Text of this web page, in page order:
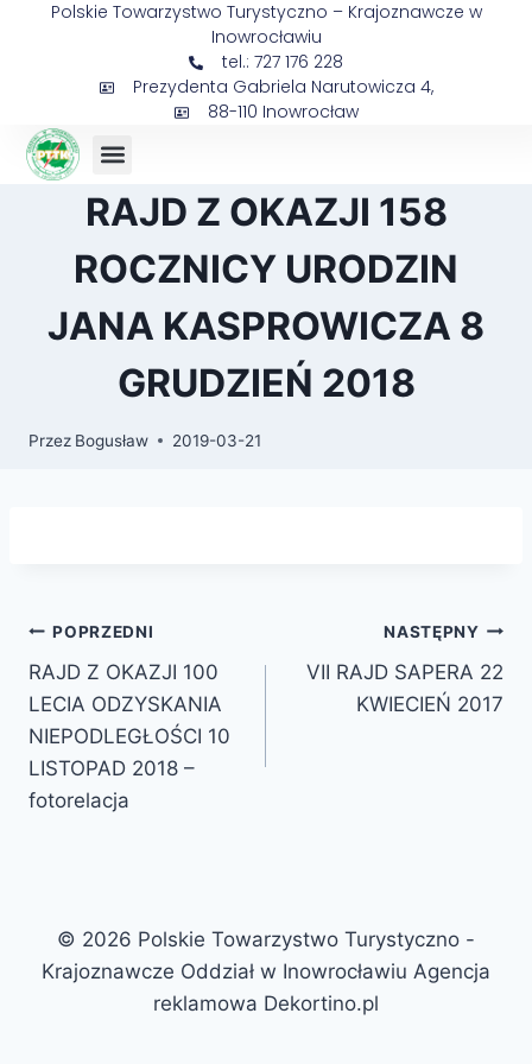
Polskie Towarzystwo Turystyczno – Krajoznawcze w
Inowrocławiu
tel.: 727 176 228
Prezydenta Gabriela Narutowicza 4,
88-110 Inowrocław
RAJD Z OKAZJI 158
ROCZNICY URODZIN
JANA KASPROWICZA 8
GRUDZIEŃ 2018
Przez Bogusław 2019-03-21
POPRZEDNI
RAJD Z OKAZJI 100
LECIA ODZYSKANIA
NIEPODLEGŁOŚCI 10
LISTOPAD 2018 –
fotorelacja
NASTĘPNY
VII RAJD SAPERA 22
KWIECIEŃ 2017
© 2026 Polskie Towarzystwo Turystyczno -
Krajoznawcze Oddział w Inowrocławiu Agencja
reklamowa Dekortino.pl